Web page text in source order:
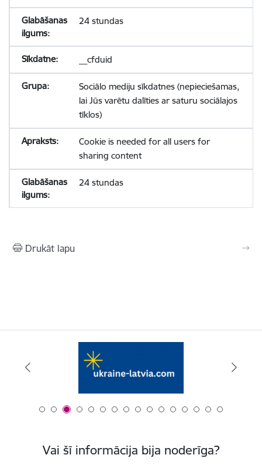
24 stundas
__cfduid
Sociālo mediju sīkdatnes (nepieciešamas,
lai Jūs varētu dalīties ar saturu sociālajos
tīklos)
Cookie is needed for all users for
sharing content
24 stundas
Drukāt lapu
Vai šī informācija bija noderīga?